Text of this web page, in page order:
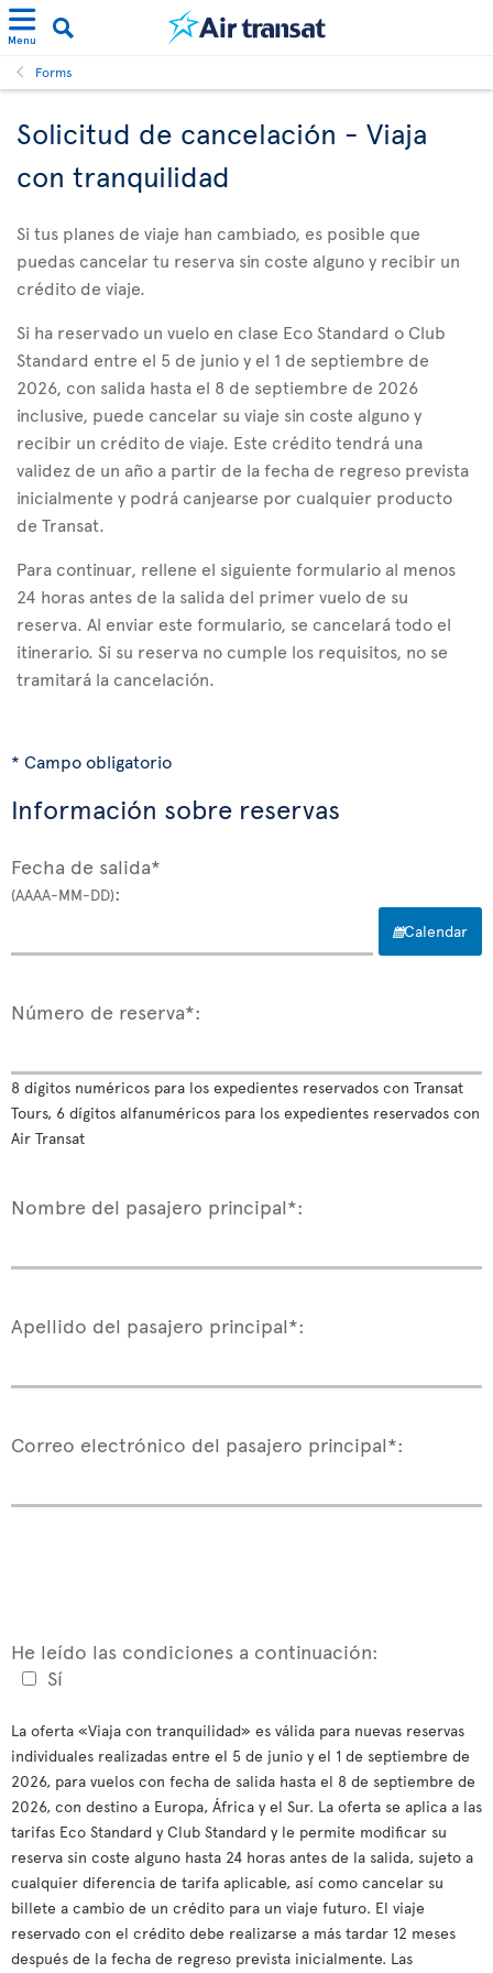
Menu
Forms
Solicitud de cancelación - Viaja
con tranquilidad
Si tus planes de viaje han cambiado, es posible que
puedas cancelar tu reserva sin coste alguno y recibir un
crédito de viaje.
Si ha reservado un vuelo en clase Eco Standard o Club
Standard entre el 5 de junio y el 1 de septiembre de
2026, con salida hasta el 8 de septiembre de 2026
inclusive, puede cancelar su viaje sin coste alguno y
recibir un crédito de viaje. Este crédito tendrá una
validez de un año a partir de la fecha de regreso prevista
inicialmente y podrá canjearse por cualquier producto
de Transat.
Para continuar, rellene el siguiente formulario al menos
24 horas antes de la salida del primer vuelo de su
reserva. Al enviar este formulario, se cancelará todo el
itinerario. Si su reserva no cumple los requisitos, no se
tramitará la cancelación.
* Campo obligatorio
Información sobre reservas
Fecha de salida*
(AAAA-MM-DD):
Calendar
Número de reserva*:
8 dígitos numéricos para los expedientes reservados con Transat
Tours, 6 dígitos alfanuméricos para los expedientes reservados con
Air Transat
Nombre del pasajero principal*:
Apellido del pasajero principal*:
Correo electrónico del pasajero principal*:
He leído las condiciones a continuación:
Sí
La oferta «Viaja con tranquilidad» es válida para nuevas reservas
individuales realizadas entre el 5 de junio y el 1 de septiembre de
2026, para vuelos con fecha de salida hasta el 8 de septiembre de
2026, con destino a Europa, África y el Sur. La oferta se aplica a las
tarifas Eco Standard y Club Standard y le permite modificar su
reserva sin coste alguno hasta 24 horas antes de la salida, sujeto a
cualquier diferencia de tarifa aplicable, así como cancelar su
billete a cambio de un crédito para un viaje futuro. El viaje
reservado con el crédito debe realizarse a más tardar 12 meses
después de la fecha de regreso prevista inicialmente. Las